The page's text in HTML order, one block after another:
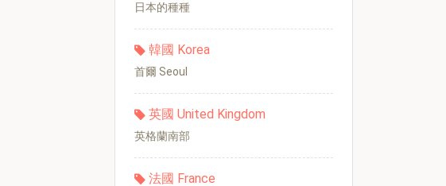
日本的種種
韓國 Korea
首爾 Seoul
英國 United Kingdom
英格蘭南部
法國 France